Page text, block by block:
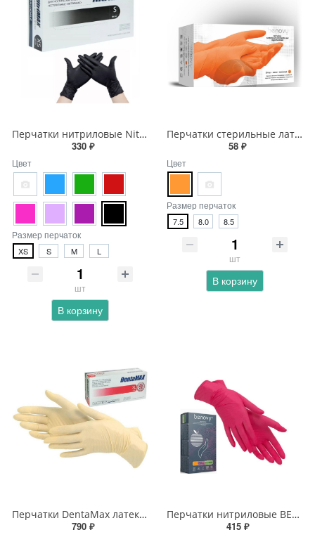
Перчатки нитриловые NitriMAX
330 ₽
Цвет
Размер перчаток
XS S M L
шт
В корзину
Перчатки стерильные латексные опудренные Medi-Grip plus
58 ₽
Цвет
Размер перчаток
7.5 8.0 8.5
шт
В корзину
Перчатки DentaMax латексные
790 ₽
Перчатки нитриловые BENOVY
415 ₽